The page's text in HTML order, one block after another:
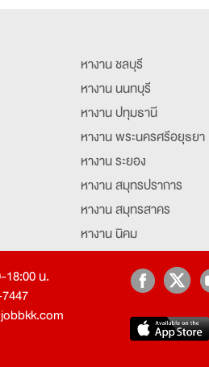
หางาน ชลบุรี
หางาน นนทบุรี
หางาน ปทุมธานี
หางาน พระนครศรีอยุธยา
หางาน ระยอง
หางาน สมุทรปราการ
หางาน สมุทรสาคร
หางาน นิคม
18:00 น.